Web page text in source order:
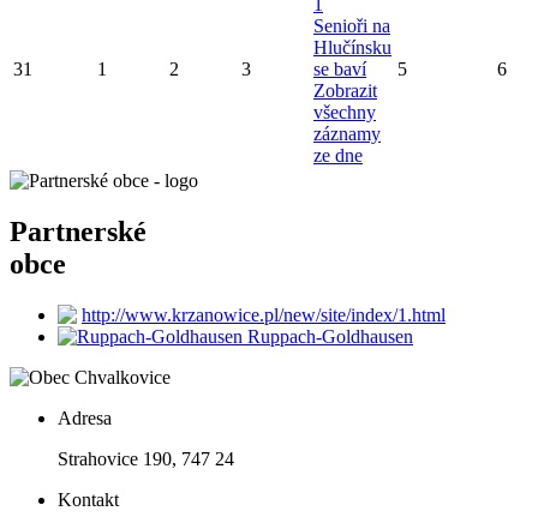
31 1 2 3
1
Senioři na
Hlučínsku
se baví
Zobrazit
všechny
záznamy
ze dne
5 6
Partnerské
obce
http://www.krzanowice.pl/new/site/index/1.html
Ruppach-Goldhausen
Adresa
Strahovice 190, 747 24
Kontakt